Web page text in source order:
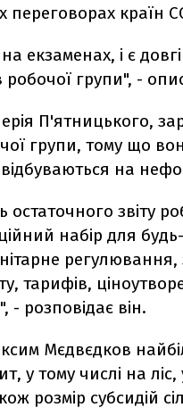
переговорах країн
екзаменах, і є
робочої групи", -
П'ятницького,
групи, тому що
на
звіту
набір для
тарифів,
- розповідає він.
Мєдвєдков
у тому числі на
розмір субсидій